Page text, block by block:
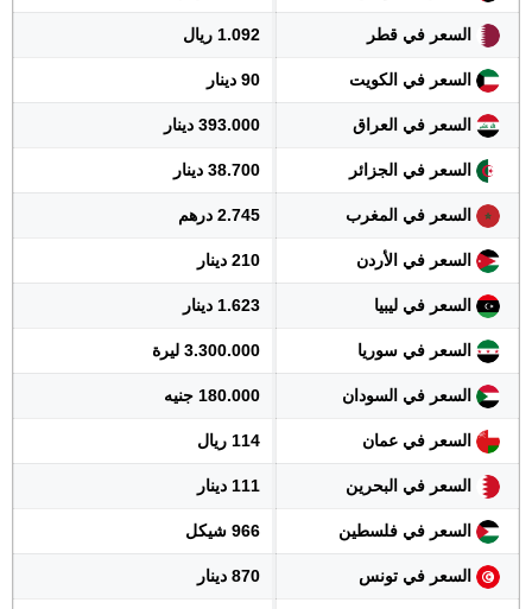
السعر في قطر 1.092 ريال
السعر في الكويت 90 دينار
السعر في العراق 393.000 دينار
السعر في الجزائر 38.700 دينار
السعر في المغرب 2.745 درهم
السعر في الأردن 210 دينار
السعر في ليبيا 1.623 دينار
السعر في سوريا 3.300.000 ليرة
السعر في السودان 180.000 جنيه
السعر في عمان 114 ريال
السعر في البحرين 111 دينار
السعر في فلسطين 966 شيكل
السعر في تونس 870 دينار